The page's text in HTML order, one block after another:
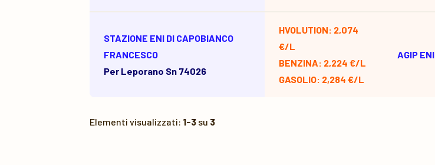
STAZIONE ENI DI CAPOBIANCO
FRANCESCO
Per Leporano Sn 74026
HVOLUTION: 2,074
€/L
BENZINA: 2,224 €/L
GASOLIO: 2,284 €/L
AGIP ENI
Elementi visualizzati: 1-3 su 3